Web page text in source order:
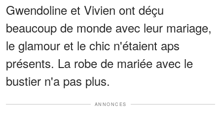
Gwendoline et Vivien ont déçu
beaucoup de monde avec leur mariage,
le glamour et le chic n'étaient aps
présents. La robe de mariée avec le
bustier n'a pas plus.
ANNONCES